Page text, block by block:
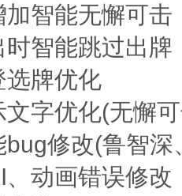
智能无懈可击
智能跳过出牌
牌优化
优化(无懈可
修改(鲁智深
动画错误修改